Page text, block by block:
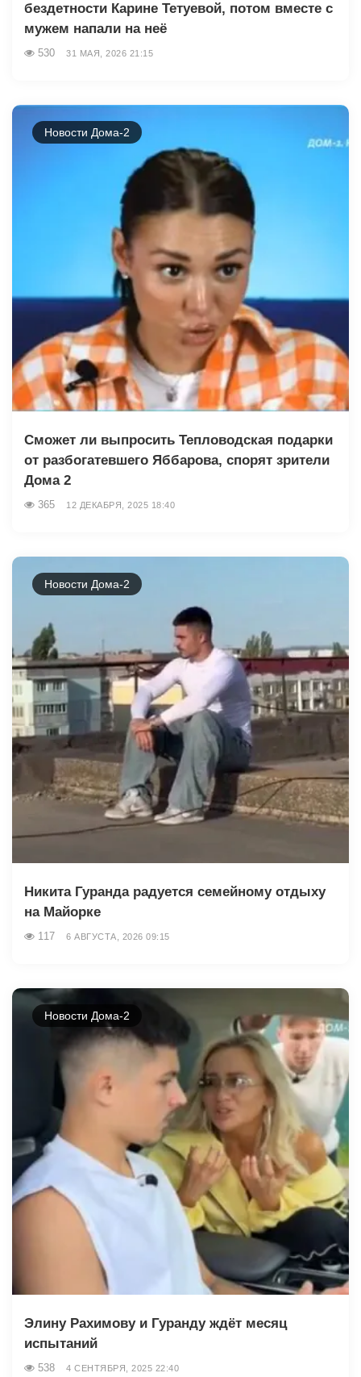
бездетности Карине Тетуевой, потом вместе с
мужем напали на неё
530 31 МАЯ, 2026 21:15
Новости Дома-2
Сможет ли выпросить Тепловодская подарки
от разбогатевшего Яббарова, спорят зрители
Дома 2
365 12 ДЕКАБРЯ, 2025 18:40
Новости Дома-2
Никита Гуранда радуется семейному отдыху
на Майорке
117 6 АВГУСТА, 2026 09:15
Новости Дома-2
Элину Рахимову и Гуранду ждёт месяц
испытаний
538 4 СЕНТЯБРЯ, 2025 22:40